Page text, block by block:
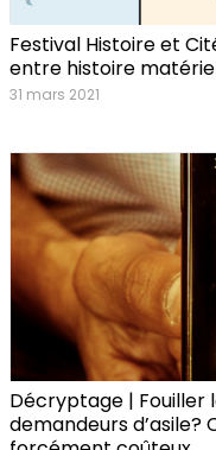
Festival Histoire et
entre histoire
31 mars 2021
Décryptage | Fouiller
demandeurs